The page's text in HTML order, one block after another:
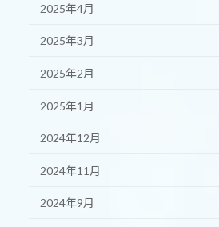
2025年4月
2025年3月
2025年2月
2025年1月
2024年12月
2024年11月
2024年9月